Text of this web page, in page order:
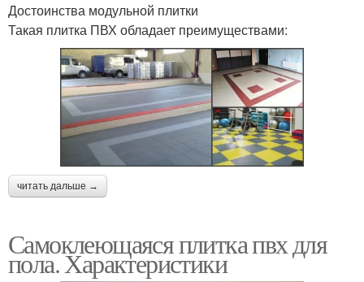
Керамическая плитка Плитка для стен
Достоинства модульной плитки
Такая плитка ПВХ обладает преимуществами:
читать дальше →
Самоклеющаяся плитка пвх для
пола. Характеристики